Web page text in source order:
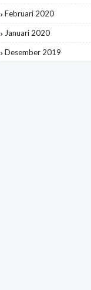
Februari 2020
Januari 2020
Desember 2019